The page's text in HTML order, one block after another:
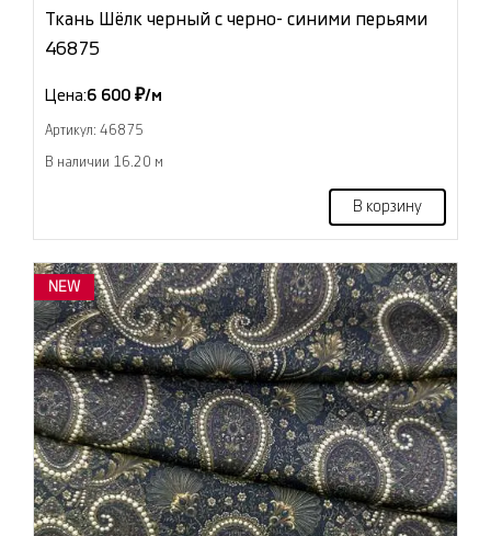
Ткань Шёлк черный с черно- синими перьями
46875
Цена:6 600 ₽/м
Артикул: 46875
В наличии 16.20 м
В корзину
NEW